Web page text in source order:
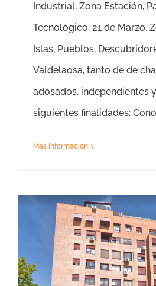
Industrial, Zona Estación,
Tecnológico, 21 de Marzo,
Islas, Pueblos,
Valdelaosa, tanto de de
adosados, independientes
siguientes finalidades:
Más información